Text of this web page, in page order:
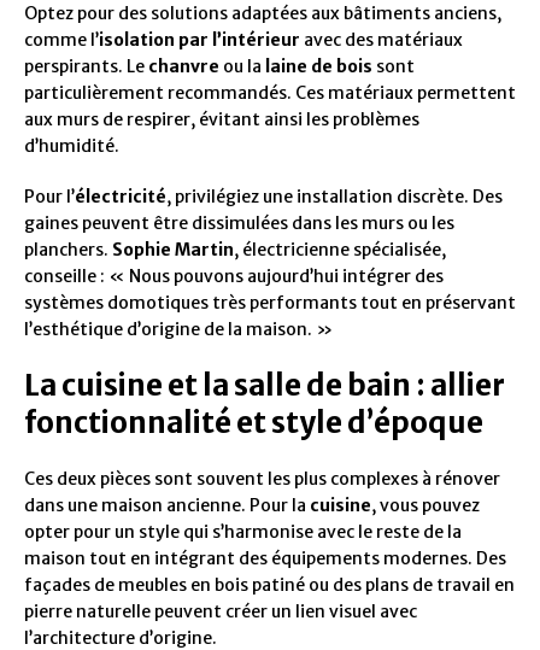
Optez pour des solutions adaptées aux bâtiments anciens,
comme l’isolation par l’intérieur avec des matériaux
perspirants. Le chanvre ou la laine de bois sont
particulièrement recommandés. Ces matériaux permettent
aux murs de respirer, évitant ainsi les problèmes
d’humidité.
Pour l’électricité, privilégiez une installation discrète. Des
gaines peuvent être dissimulées dans les murs ou les
planchers. Sophie Martin, électricienne spécialisée,
conseille : « Nous pouvons aujourd’hui intégrer des
systèmes domotiques très performants tout en préservant
l’esthétique d’origine de la maison. »
La cuisine et la salle de bain : allier
fonctionnalité et style d’époque
Ces deux pièces sont souvent les plus complexes à rénover
dans une maison ancienne. Pour la cuisine, vous pouvez
opter pour un style qui s’harmonise avec le reste de la
maison tout en intégrant des équipements modernes. Des
façades de meubles en bois patiné ou des plans de travail en
pierre naturelle peuvent créer un lien visuel avec
l’architecture d’origine.